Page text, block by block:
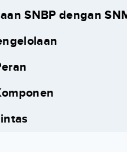
SNBP dengan